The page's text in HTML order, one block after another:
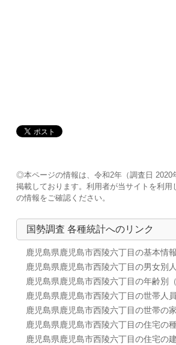
◎本ページの情報は、令和2年（調査日 2020
掲載しております。利用者が当サイトを利
の情報をご確認ください。
国勢調査 各種統計へのリンク
鹿児島県鹿児島市西陵六丁目の基本情報
鹿児島県鹿児島市西陵六丁目の男女別
鹿児島県鹿児島市西陵六丁目の年齢別
鹿児島県鹿児島市西陵六丁目の世帯人
鹿児島県鹿児島市西陵六丁目の世帯の
鹿児島県鹿児島市西陵六丁目の住宅の
鹿児島県鹿児島市西陵六丁目の住宅の